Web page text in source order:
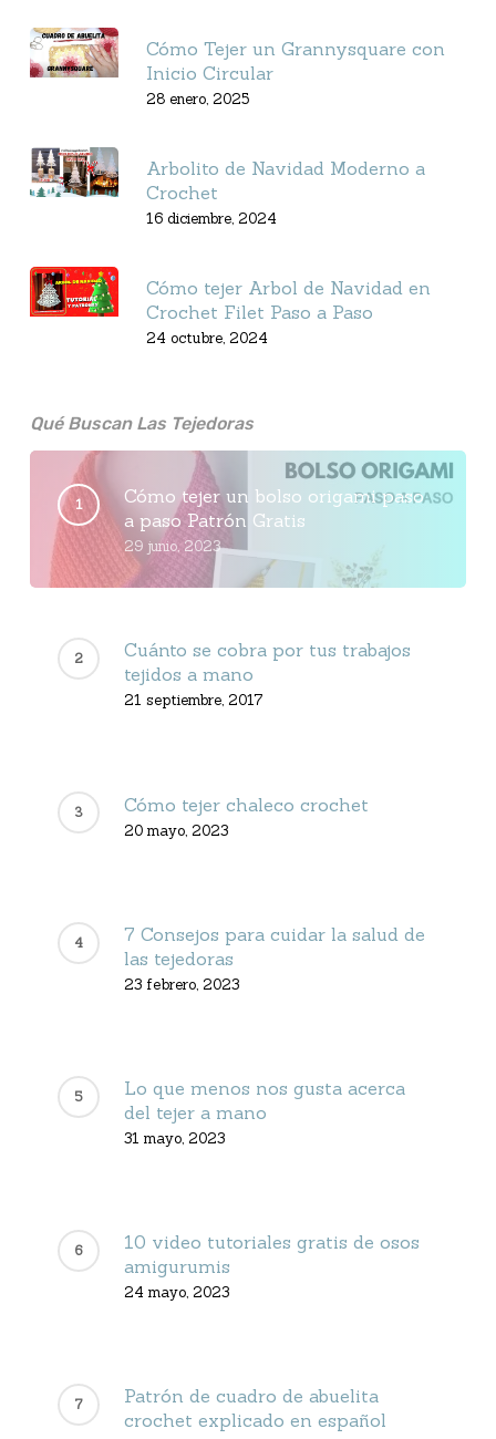
Cómo Tejer un Grannysquare con
Inicio Circular
28 enero, 2025
Arbolito de Navidad Moderno a
Crochet
16 diciembre, 2024
Cómo tejer Arbol de Navidad en
Crochet Filet Paso a Paso
24 octubre, 2024
Qué Buscan Las Tejedoras
Cómo tejer un bolso origami paso
a paso Patrón Gratis
29 junio, 2023
Cuánto se cobra por tus trabajos
tejidos a mano
21 septiembre, 2017
Cómo tejer chaleco crochet
20 mayo, 2023
7 Consejos para cuidar la salud de
las tejedoras
23 febrero, 2023
Lo que menos nos gusta acerca
del tejer a mano
31 mayo, 2023
10 video tutoriales gratis de osos
amigurumis
24 mayo, 2023
Patrón de cuadro de abuelita
crochet explicado en español